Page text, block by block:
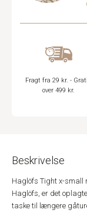
Fragt fra 29 kr. -
over 499 kr.
Beskrivelse
Haglöfs Tight x-small
Haglöfs, er det
taske til længere